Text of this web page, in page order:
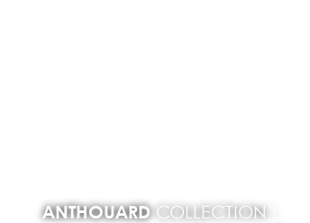
ANTHOUARD COLLECTION :